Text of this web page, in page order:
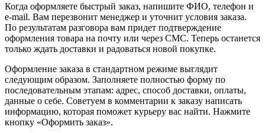
Когда оформляете быстрый заказ, напишите ФИО, телефон и
e-mail. Вам перезвонит менеджер и уточнит условия заказа.
По результатам разговора вам придет подтверждение
оформления товара на почту или через СМС. Теперь останется
только ждать доставки и радоваться новой покупке.
Оформление заказа в стандартном режиме выглядит
следующим образом. Заполняете полностью форму по
последовательным этапам: адрес, способ доставки, оплаты,
данные о себе. Советуем в комментарии к заказу написать
информацию, которая поможет курьеру вас найти. Нажмите
кнопку «Оформить заказ».